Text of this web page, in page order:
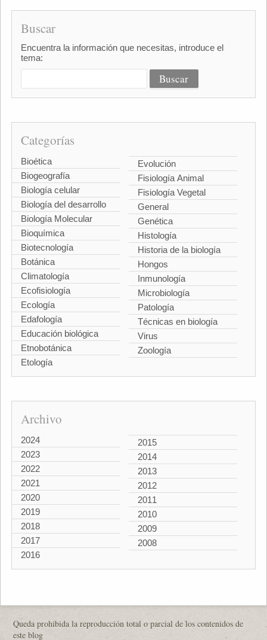
Buscar
Encuentra la información que necesitas, introduce el
tema:
Categorías
Bioética
Biogeografía
Biología celular
Biología del desarrollo
Biología Molecular
Bioquímica
Biotecnología
Botánica
Climatología
Ecofisiología
Ecología
Edafología
Educación biológica
Etnobotánica
Etología
Evolución
Fisiología Animal
Fisiología Vegetal
General
Genética
Histología
Historia de la biología
Hongos
Inmunología
Microbiología
Patología
Técnicas en biología
Virus
Zoología
Archivo
2024
2023
2022
2021
2020
2019
2018
2017
2016
2015
2014
2013
2012
2011
2010
2009
2008
Queda prohibida la reproducción total o parcial de los contenidos de
este blog